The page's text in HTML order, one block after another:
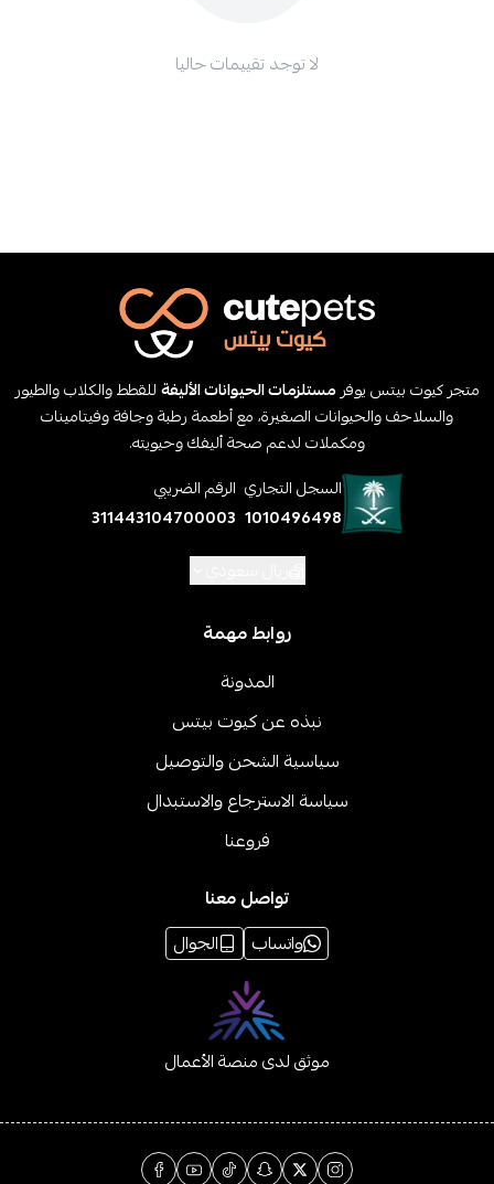
لا توجد تقييمات حاليا
متجر كيوت بيتس يوفر مستلزمات الحيوانات الأليفةللقطط والكلاب والطيور
والسلاحف والحيوانات الصغيرة، مع أطعمة رطبة وجافة وفيتامينات
ومكملات لدعم صحة أليفك وحيويته.
السجل التجاري
1010496498
الرقم الضريبي
311443104700003
روابط مهمة
المدونة
نبذه عن كيوت بيتس
سياسية الشحن والتوصيل
سياسة الاسترجاع والاستبدال
فروعنا
تواصل معنا
واتساب
الجوال
موثق لدى منصة الأعمال